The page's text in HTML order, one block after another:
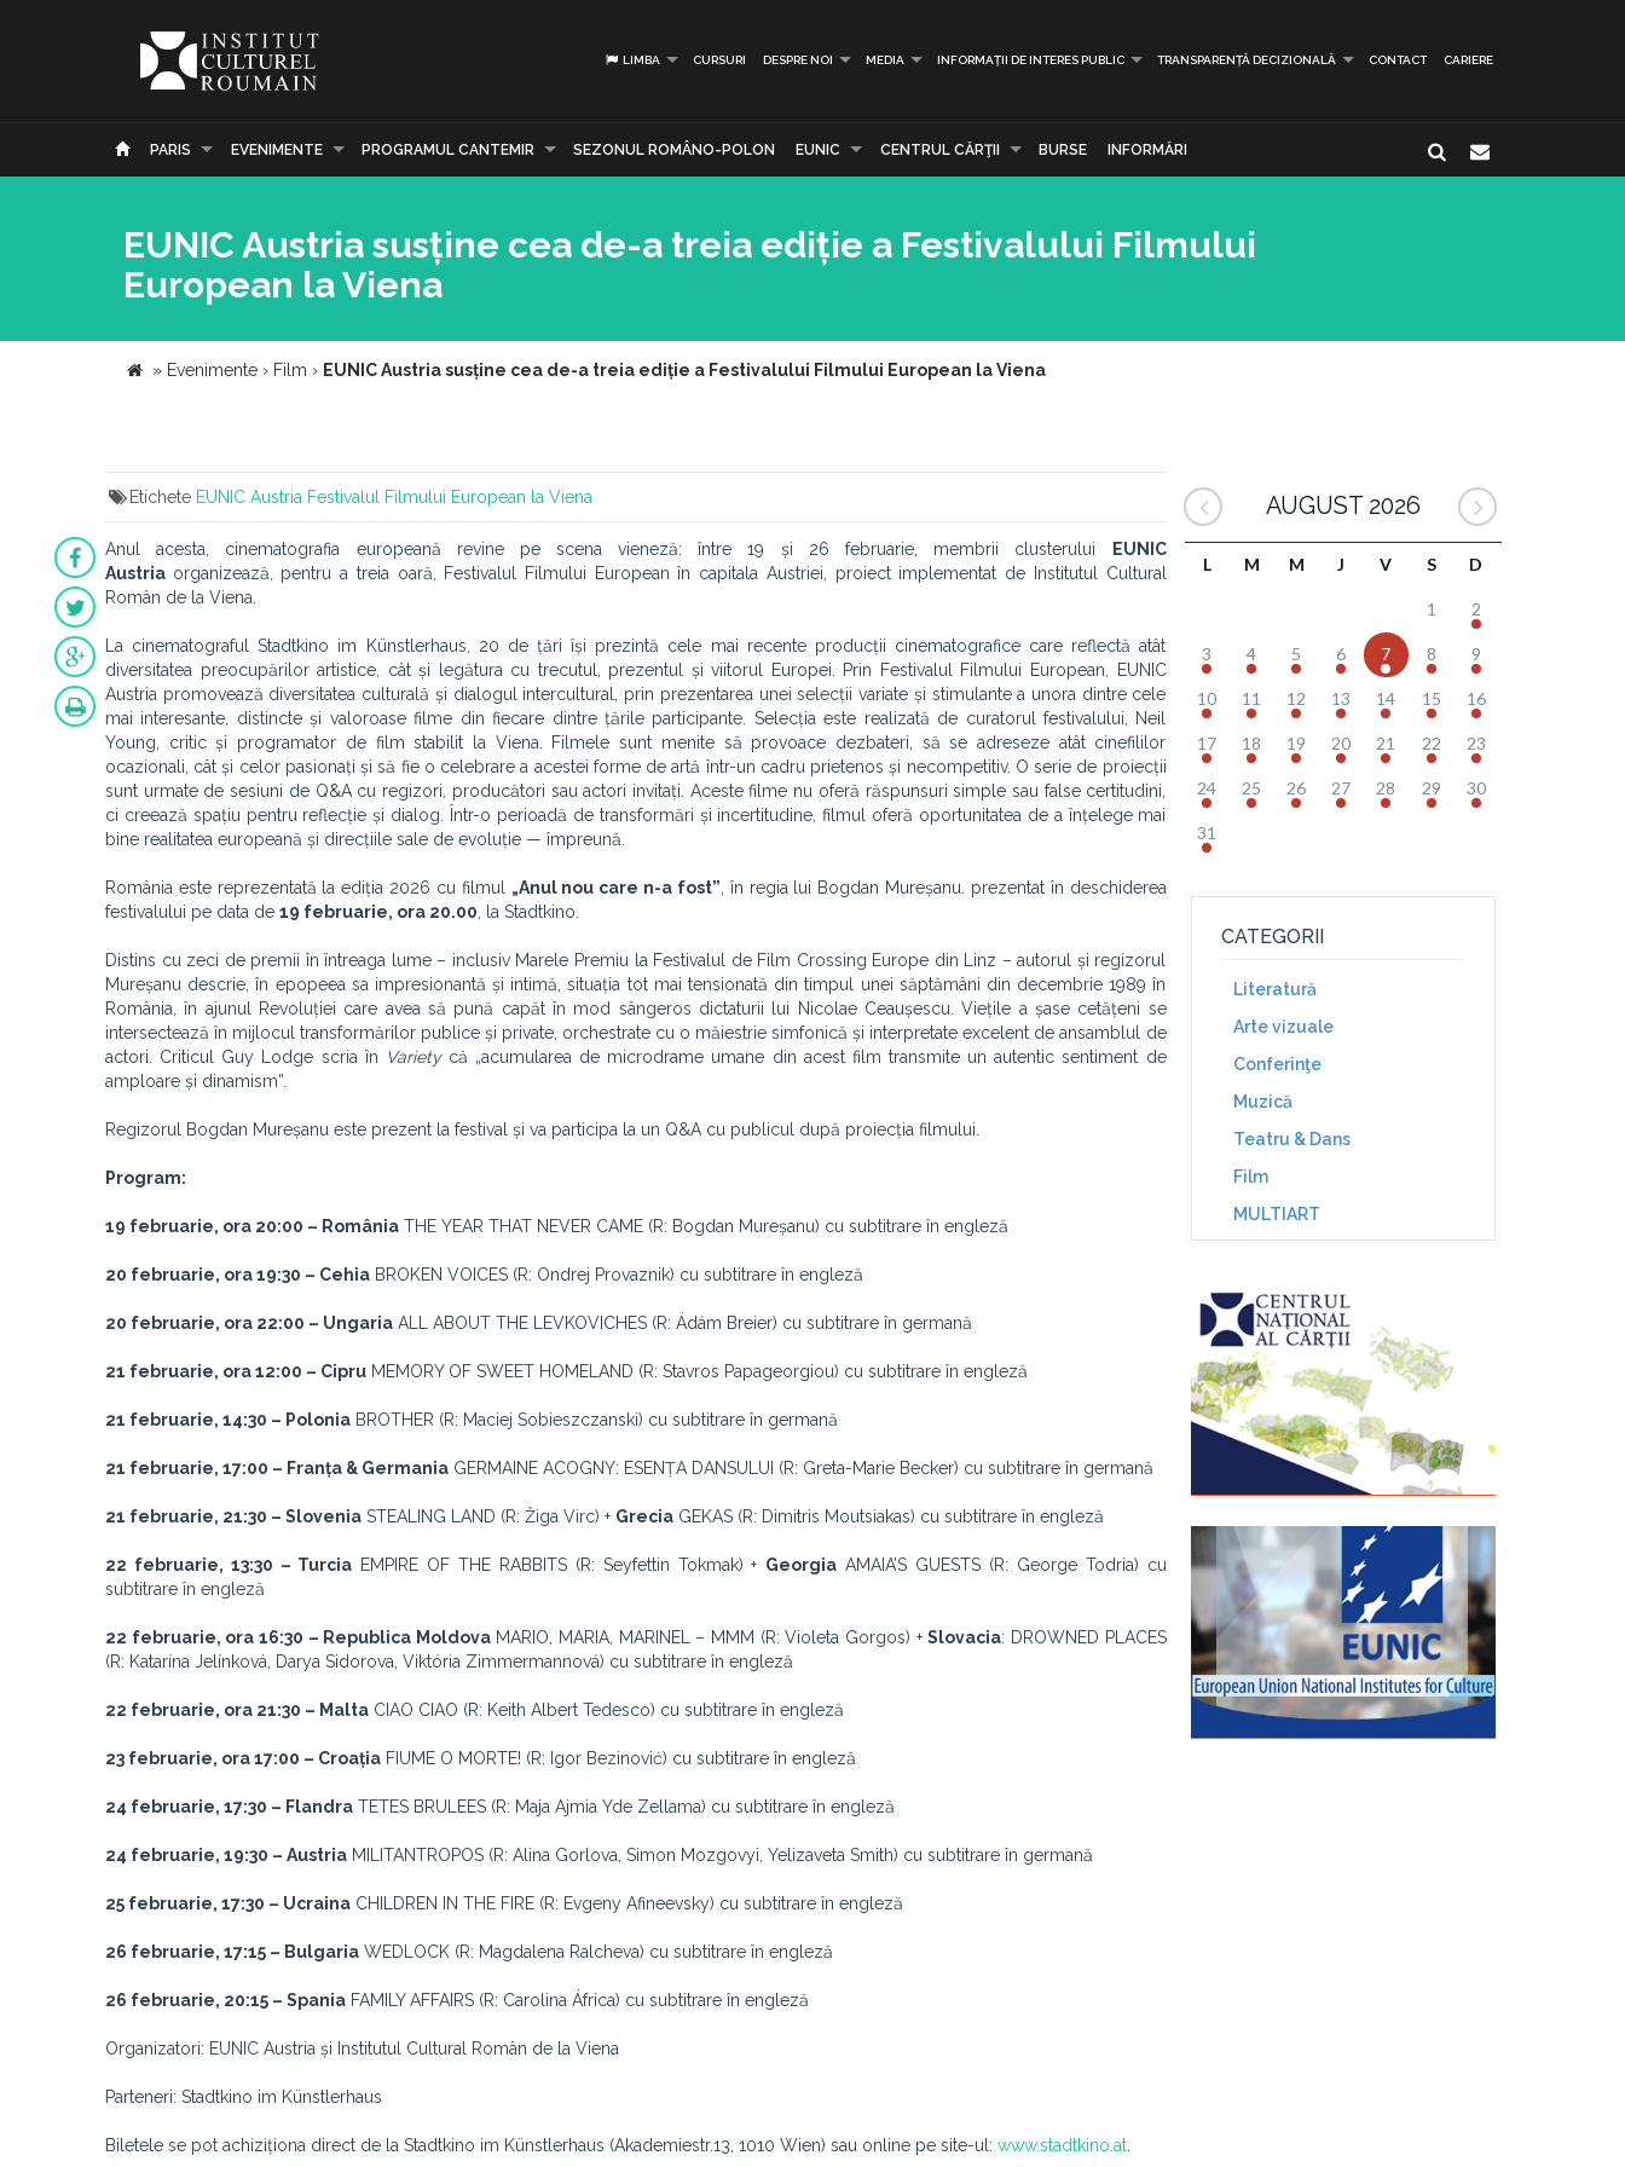
LIMBA CURSURI DESPRE NOI MEDIA INFORMAȚII DE INTERES PUBLIC TRANSPARENȚĂ DECIZIONALĂ CONTACT CARIERE
PARIS EVENIMENTE PROGRAMUL CANTEMIR SEZONUL ROMÂNO-POLON EUNIC CENTRUL CĂRŢII BURSE INFORMĂRI
EUNIC Austria susține cea de-a treia ediție a Festivalului Filmului
European la Viena
» Evenimente › Film › EUNIC Austria susține cea de-a treia ediție a Festivalului Filmului European la Viena
Etichete EUNIC Austria Festivalul Filmului European la Viena
Anul acesta, cinematografia europeană revine pe scena vieneză: între 19 și 26 februarie, membrii clusterului
EUNIC
Austria organizează, pentru a treia oară, Festivalul Filmului European în capitala Austriei, proiect implementat de Institutul Cultural
Român de la Viena.
La cinematograful Stadtkino im Künstlerhaus, 20 de țări își prezintă cele mai recente producții cinematografice care reflectă atât
diversitatea preocupărilor artistice, cât și legătura cu trecutul, prezentul și viitorul Europei. Prin Festivalul Filmului European, EUNIC
Austria promovează diversitatea culturală și dialogul intercultural, prin prezentarea unei selecții variate și stimulante a unora dintre cele
mai interesante, distincte și valoroase filme din fiecare dintre țările participante. Selecția este realizată de curatorul festivalului, Neil
Young, critic și programator de film stabilit la Viena. Filmele sunt menite să provoace dezbateri, să se adreseze atât cinefililor
ocazionali, cât și celor pasionați și să fie o celebrare a acestei forme de artă într-un cadru prietenos și necompetitiv. O serie de proiecții
sunt urmate de sesiuni de Q&A cu regizori, producători sau actori invitați. Aceste filme nu oferă răspunsuri simple sau false certitudini,
ci creează spațiu pentru reflecție și dialog. Într-o perioadă de transformări și incertitudine, filmul oferă oportunitatea de a înțelege mai
bine realitatea europeană și direcțiile sale de evoluție — împreună.
România este reprezentată la ediția 2026 cu filmul „Anul nou care n-a fost” , în regia lui Bogdan Mureșanu. prezentat în deschiderea
festivalului pe data de 19 februarie, ora 20.00 , la Stadtkino.
Distins cu zeci de premii în întreaga lume – inclusiv Marele Premiu la Festivalul de Film Crossing Europe din Linz – autorul și regizorul
Mureșanu descrie, în epopeea sa impresionantă și intimă, situația tot mai tensionată din timpul unei săptămâni din decembrie 1989 în
România, în ajunul Revoluției care avea să pună capăt în mod sângeros dictaturii lui Nicolae Ceaușescu. Viețile a șase cetățeni se
intersectează în mijlocul transformărilor publice și private, orchestrate cu o măiestrie simfonică și interpretate excelent de ansamblul de
actori. Criticul Guy Lodge scria în Varietycă „acumularea de microdrame umane din acest film transmite un autentic sentiment de
amploare și dinamism”.
Regizorul Bogdan Mureșanu este prezent la festival și va participa la un Q&A cu publicul după proiecția filmului.
Program:
19 februarie, ora 20:00 – România THE YEAR THAT NEVER CAME (R: Bogdan Mureșanu) cu subtitrare în engleză
20 februarie, ora 19:30 – Cehia BROKEN VOICES (R: Ondrej Provaznik) cu subtitrare în engleză
20 februarie, ora 22:00 – Ungaria ALL ABOUT THE LEVKOVICHES (R: Ádám Breier) cu subtitrare în germană
21 februarie, ora 12:00 – Cipru MEMORY OF SWEET HOMELAND (R: Stavros Papageorgiou) cu subtitrare în engleză
21 februarie, 14:30 – Polonia BROTHER (R: Maciej Sobieszczanski) cu subtitrare în germană
21 februarie, 17:00 – Franța & Germania GERMAINE ACOGNY: ESENȚA DANSULUI (R: Greta-Marie Becker) cu subtitrare în germană
21 februarie, 21:30 – Slovenia STEALING LAND (R: Žiga Virc) + Grecia GEKAS (R: Dimitris Moutsiakas) cu subtitrare în engleză
22 februarie, 13:30 – Turcia EMPIRE OF THE RABBITS (R: Seyfettin Tokmak) + Georgia AMAIA’S GUESTS (R: George Todria) cu
subtitrare în engleză
22 februarie, ora 16:30 – Republica MoldovaMARIO, MARIA, MARINEL – MMM (R: Violeta Gorgos) +Slovacia: DROWNED PLACES
(R: Katarína Jelínková, Darya Sidorova, Viktória Zimmermannová) cu subtitrare în engleză
22 februarie, ora 21:30 – Malta CIAO CIAO (R: Keith Albert Tedesco) cu subtitrare în engleză
23 februarie, ora 17:00 – Croația FIUME O MORTE! (R: Igor Bezinović) cu subtitrare în engleză
24 februarie, 17:30 – Flandra TETES BRULEES (R: Maja Ajmia Yde Zellama) cu subtitrare în engleză
24 februarie, 19:30 – Austria MILITANTROPOS (R: Alina Gorlova, Simon Mozgovyi, Yelizaveta Smith) cu subtitrare în germană
25 februarie, 17:30 – Ucraina CHILDREN IN THE FIRE (R: Evgeny Afineevsky) cu subtitrare în engleză
26 februarie, 17:15 – Bulgaria WEDLOCK (R: Magdalena Ralcheva) cu subtitrare în engleză
26 februarie, 20:15 – Spania FAMILY AFFAIRS (R: Carolina África) cu subtitrare în engleză
Organizatori: EUNIC Austria și Institutul Cultural Român de la Viena
Parteneri: Stadtkino im Künstlerhaus
Biletele se pot achiziționa direct de la Stadtkino im Künstlerhaus (Akademiestr.13, 1010 Wien) sau online pe site-ul: www.stadtkino.at
AUGUST 2026
L M M J V S D
1 2
3 4 5 6 7 8 9
10 11 12 13 14 15 16
17 18 19 20 21 22 23
24 25 26 27 28 29 30
31
CATEGORII
Literatură
Arte vizuale
Conferinţe
Muzică
Teatru & Dans
Film
MULTIART